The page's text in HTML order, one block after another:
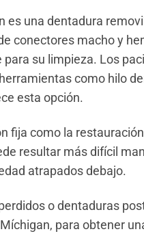
es una dentadura
conectores macho y
su limpieza. Los
como hilo
esta opción.
fija como la
resultar más difícil
atrapados debajo.
o dentaduras
para obtener